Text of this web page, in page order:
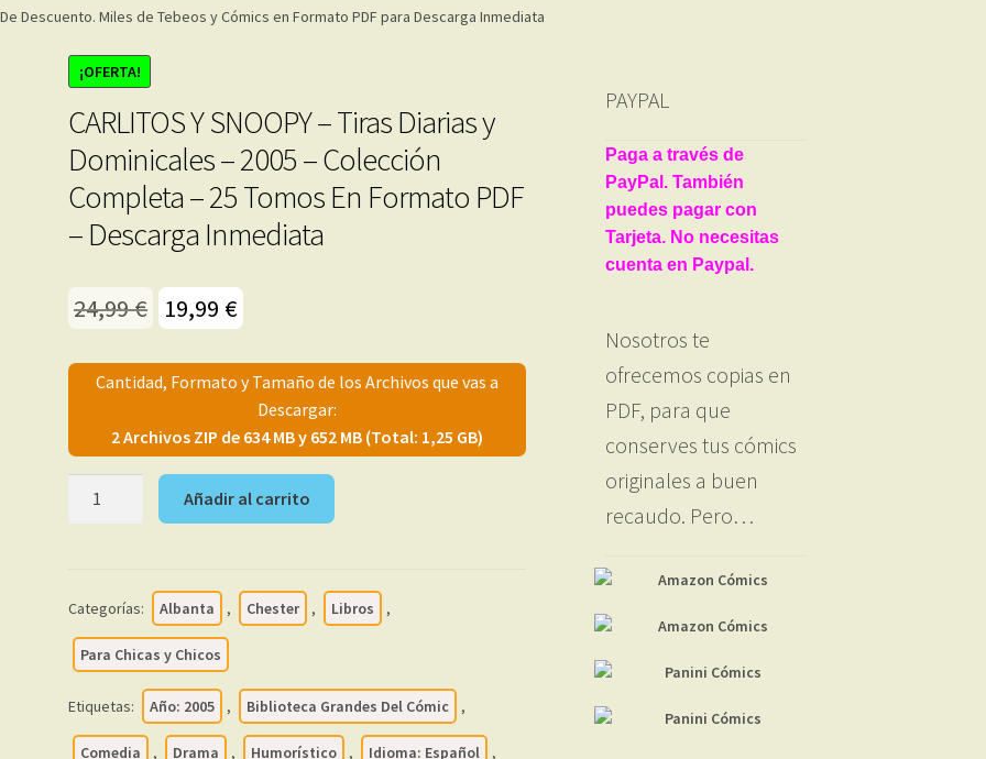
¡OFERTA!
CARLITOS Y SNOOPY – Tiras Diarias y
Dominicales – 2005 – Colección
Completa – 25 Tomos En Formato PDF
– Descarga Inmediata
24,99€
El
original
era:
24,99 €.
19,99 €
actual
es:
19,99 €.
Cantidad, Formato y Tamaño de los Archivos que vas a
Descargar:
2 Archivos ZIP de 634 MB y 652 MB (Total: 1,25 GB)
Diarias
Dominicales
-
2005
Añadir al carrito
Categorías: Albanta , Chester , Libros ,
Para Chicas y Chicos
Etiquetas: Año: 2005 , Biblioteca Grandes Del Cómic ,
Comedia , Drama , Humorístico , Idioma: Español ,
PAYPAL
Paga a través de
PayPal. También
puedes pagar con
Tarjeta. No necesitas
cuenta en Paypal.
Nosotros te
ofrecemos copias en
PDF, para que
conserves tus cómics
originales a buen
recaudo. Pero…